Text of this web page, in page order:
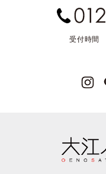
受付時間